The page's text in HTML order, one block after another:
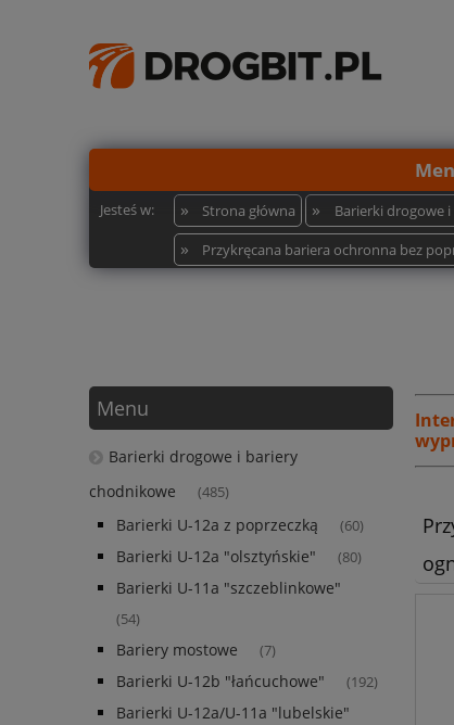
Jesteś w: » Strona główna » Barierki drogowe
» Przykręcana bariera ochronna bez
Menu
Barierki drogowe i bariery
chodnikowe
(485)
Barierki U-12a z poprzeczką (60)
Barierki U-12a "olsztyńskie" (80)
Barierki U-11a "szczeblinkowe"
(54)
Bariery mostowe (7)
Barierki U-12b "łańcuchowe" (192)
Barierki U-12a/U-11a "lubelskie"